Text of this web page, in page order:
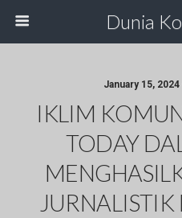
Dunia
January 15,
IKLIM
TODAY
JURNALISTIK